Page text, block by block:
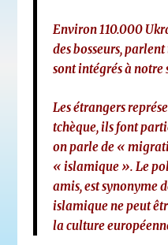
Environ 110.000
des bosseurs,
sont intégrés à notre
Les étrangers
tchèque, ils font
on parle de «
« islamique ». Le
amis, est synonyme
islamique ne peut
la culture